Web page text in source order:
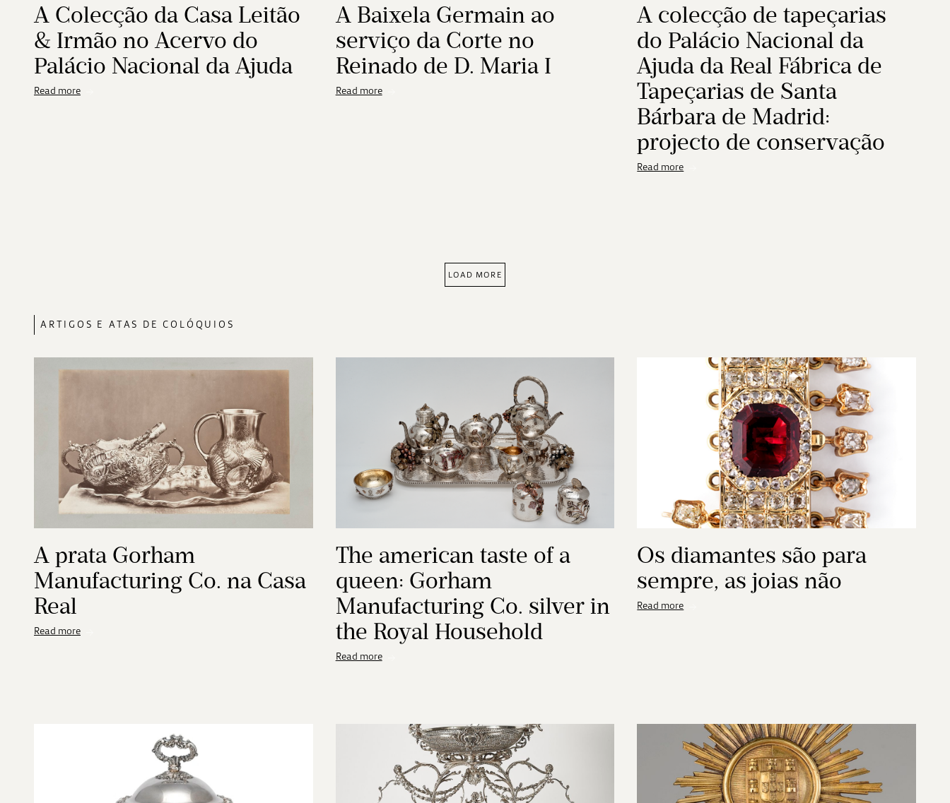
A Colecção da Casa Leitão
& Irmão no Acervo do
Palácio Nacional da Ajuda
Read more
A Baixela Germain ao
serviço da Corte no
Reinado de D. Maria I
Read more
A colecção de tapeçarias
do Palácio Nacional da
Ajuda da Real Fábrica de
Tapeçarias de Santa
Bárbara de Madrid:
projecto de conservação
Read more
LOAD MORE
ARTIGOS E ATAS DE COLÓQUIOS
A prata Gorham
Manufacturing Co. na Casa
Real
Read more
The american taste of a
queen: Gorham
Manufacturing Co. silver in
the Royal Household
Read more
Os diamantes são para
sempre, as joias não
Read more